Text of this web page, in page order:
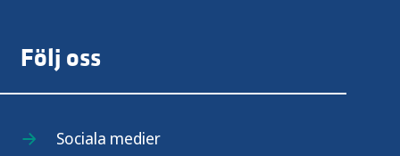
Följ oss
Sociala medier